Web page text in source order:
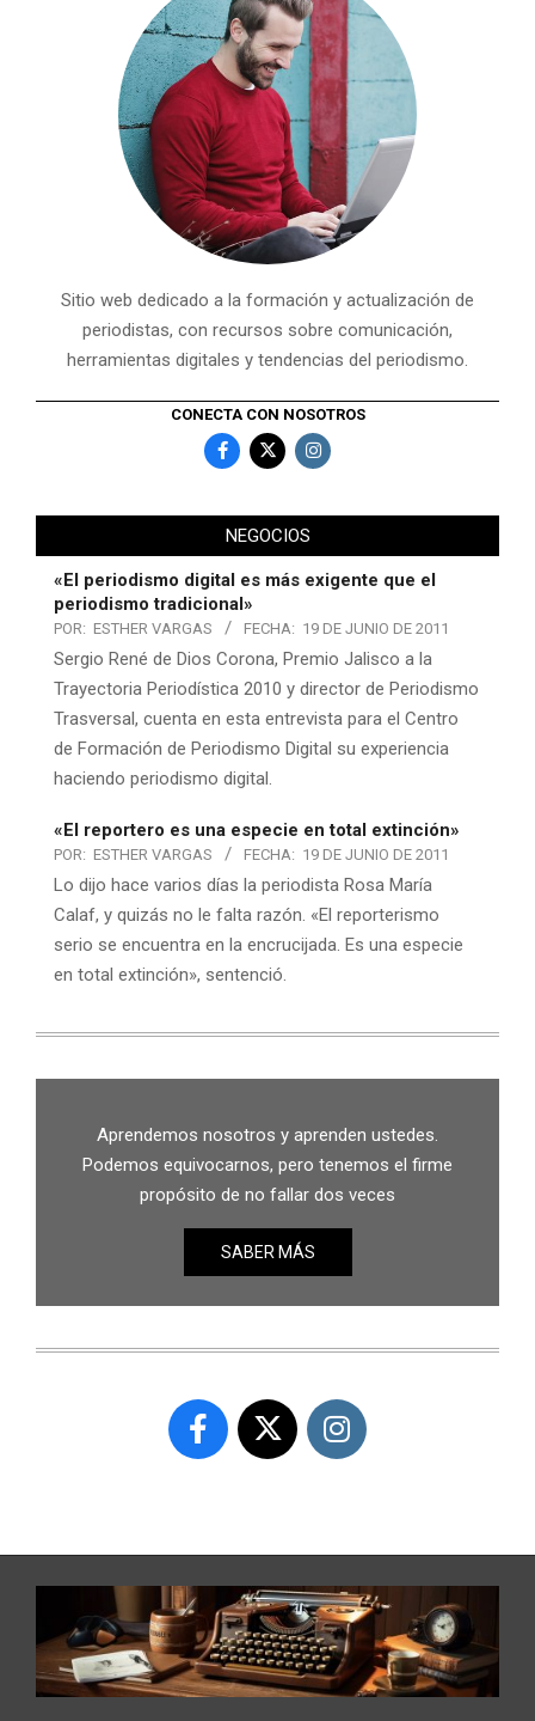
Sitio web dedicado a la formación y actualización de
periodistas, con recursos sobre comunicación,
herramientas digitales y tendencias del periodismo.
CONECTA CON NOSOTROS
NEGOCIOS
«El periodismo digital es más exigente que el
periodismo tradicional»
POR: ESTHER VARGAS FECHA: 19 DE JUNIO DE 2011
Sergio René de Dios Corona, Premio Jalisco a la
Trayectoria Periodística 2010 y director de Periodismo
Trasversal, cuenta en esta entrevista para el Centro
de Formación de Periodismo Digital su experiencia
haciendo periodismo digital.
«El reportero es una especie en total extinción»
POR: ESTHER VARGAS FECHA: 19 DE JUNIO DE 2011
Lo dijo hace varios días la periodista Rosa María
Calaf, y quizás no le falta razón. «El reporterismo
serio se encuentra en la encrucijada. Es una especie
en total extinción», sentenció.
Aprendemos nosotros y aprenden ustedes.
Podemos equivocarnos, pero tenemos el firme
propósito de no fallar dos veces
SABER MÁS